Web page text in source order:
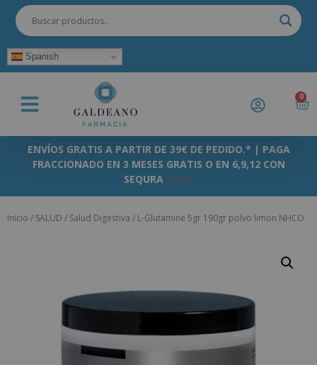
Spanish
0
ENVÍOS GRATIS A PARTIR DE 39€ DE PEDIDO.* | PAGA
FRACCIONADO EN 3 MESES GRATIS O EN 6,9,12 CON
SEQURA +info
Inicio / SALUD / Salud Digestiva / L-Glutamine 5gr 190gr polvo limon NHCO